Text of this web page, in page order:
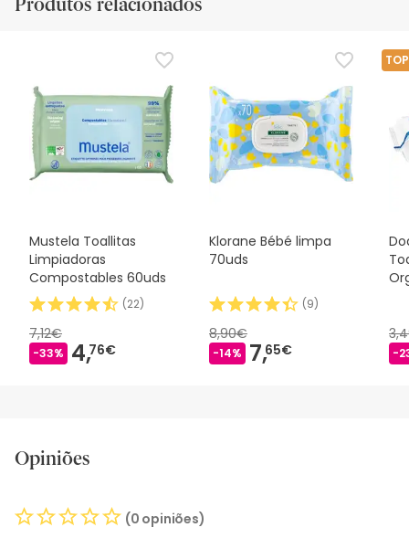
Produtos relacionados
Mustela Toallitas
Limpiadoras
Compostables 60uds
(22)
7,12€
-33% 4,76€
Klorane Bébé limpa
70uds
(9)
8,90€
-14% 7,65€ -
Opiniões
(0 opiniões)